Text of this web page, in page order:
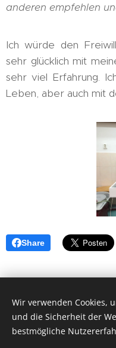
anderen empfehlen
Ich würde den
sehr glücklich mit
sehr viel Erfahrung.
Leben, aber auch mit
Share
Vytvořeno
Wir verwenden Cookies,
und die Sicherheit der
bestmögliche